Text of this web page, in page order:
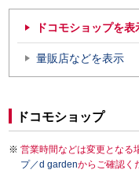
ドコモショップを表
量販店などを表示
ドコモショップ
営業時間などは変更となる
プ／d gardenからご確認く